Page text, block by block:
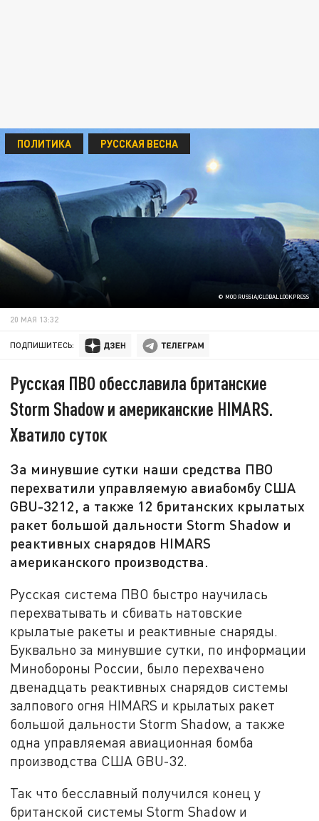
© MOD RUSSIA/GLOBALLOOKPRESS
ПОЛИТИКА РУССКАЯ ВЕСНА
20 МАЯ 13:32
ПОДПИШИТЕСЬ:
Русская ПВО обесславила британские
Storm Shadow и американские HIMARS.
Хватило суток
За минувшие сутки наши средства ПВО
перехватили управляемую авиабомбу США
GBU-3212, а также 12 британских крылатых
ракет большой дальности Storm Shadow и
реактивных снарядов HIMARS
американского производства.
Русская система ПВО быстро научилась
перехватывать и сбивать натовские
крылатые ракеты и реактивные снаряды.
Буквально за минувшие сутки, по информации
Минобороны России, было перехвачено
двенадцать реактивных снарядов системы
залпового огня HIMARS и крылатых ракет
большой дальности Storm Shadow, а также
одна управляемая авиационная бомба
производства США GBU-32.
Так что бесславный получился конец у
британской системы Storm Shadow и